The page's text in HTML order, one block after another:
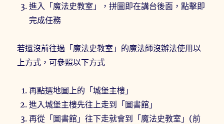
進入「魔法史教室」，拼圖即在講台後面，點擊即
完成任務
若還沒前往過「魔法史教室」的魔法師沒辦法使用以
上方式，可參照以下方式
再點選地圖上的「城堡主樓」
進入城堡主樓先往上走到「圖書館」
再從「圖書館」往下走就會到「魔法史教室」(前